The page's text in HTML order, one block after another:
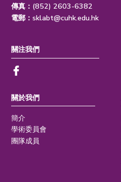
傳真：(852) 2603-6382
電郵：sklabt@cuhk.edu.hk
關於我們
簡介
學術委員會
團隊成員
關注我們